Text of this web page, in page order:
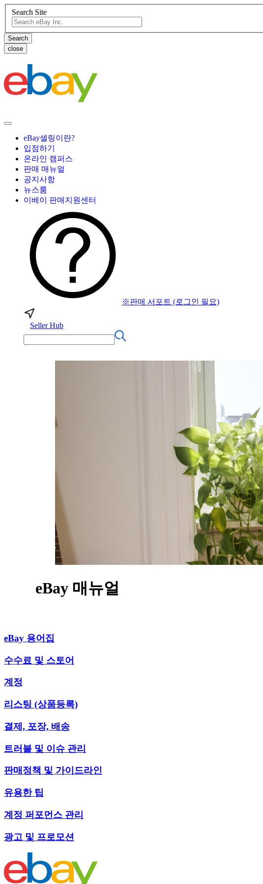
Search Site
close
eBay셀링이란?
입점하기
온라인 캠퍼스
판매 매뉴얼
공지사항
뉴스룸
이베이 판매지원센터
※판매 서포트 (로그인 필요)
Seller Hub
eBay 매뉴얼
eBay 용어집
수수료 및 스토어
계정
리스팅 (상품등록)
결제, 포장, 배송
트러블 및 이슈 관리
판매정책 및 가이드라인
유용한 팁
계정 퍼포먼스 관리
광고 및 프로모션